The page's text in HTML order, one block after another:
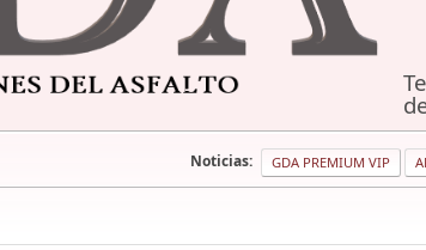
Noticias: GDA PREMIUM VIP